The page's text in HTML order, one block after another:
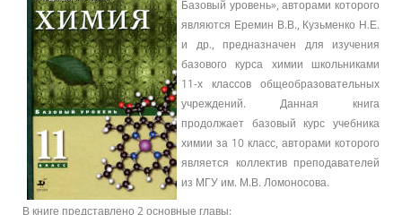
Базовый уровень», авторами которого
являются Еремин В.В., Кузьменко Н.Е.
и др., предназначен для изучения
базового курса химии школьниками
11-х классов общеобразовательных
учреждений. Данная книга
продолжает базовый курс учебника
химии за 10 класс, авторами которого
является коллектив преподавателей
из МГУ им. М.В. Ломоносова.
В книге представлено 2 основные главы: